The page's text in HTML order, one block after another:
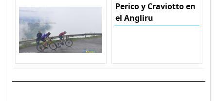
Perico y Craviotto en
el Angliru